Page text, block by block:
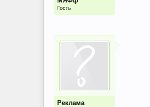
Гость
Реклама